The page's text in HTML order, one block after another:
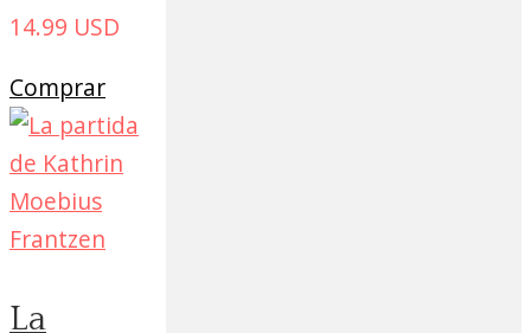
14.99 USD
Comprar
La